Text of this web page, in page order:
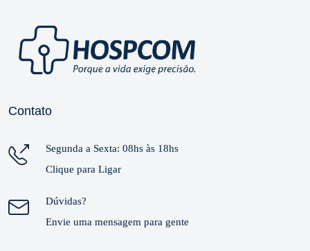
Contato
Segunda a Sexta: 08hs às 18hs
Clique para Ligar
Dúvidas?
Envie uma mensagem para gente